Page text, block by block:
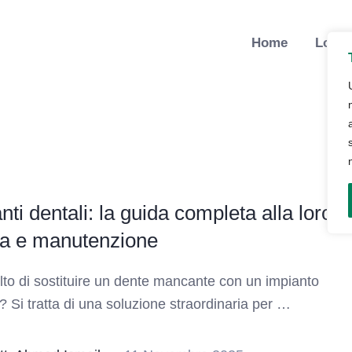
Home Lo
dentali: la guida completa alla loro
e manutenzione
di sostituire un dente mancante con un impianto
Si tratta di una soluzione straordinaria per …